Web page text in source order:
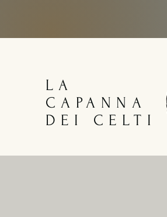
LA
CAPANNA
DEI CELTI